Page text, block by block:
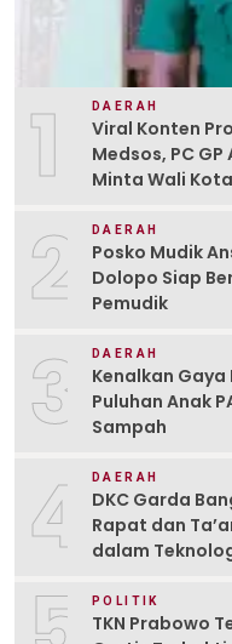
1 DAERAH
Viral Konten
Medsos, PC
Minta Wali
2 DAERAH
Posko Mudik
Dolopo Siap
Pemudik
3 DAERAH
Kenalkan Gaya
Puluhan Anak
Sampah
4 DAERAH
DKC Garda
Rapat dan
dalam
POLITIK
TKN Prabowo